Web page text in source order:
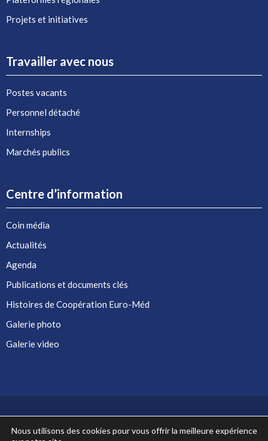
Projets et initiatives
Travailler avec nous
Postes vacants
Personnel détaché
Internships
Marchés publics
Centre d’information
Coin média
Actualités
Agenda
Publications et documents clés
Histoires de Coopération Euro-Méd
Galerie photo
Galerie video
Nous utilisons des cookies pour vous offrir la meilleure expérience